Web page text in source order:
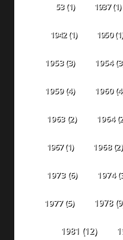
53(1) 1937(1)
1942(1) 1950(1)
1953(3) 1954
1959(4) 1960
1963 (2) 1964
1967(1) 1968(2)
1973(6) 1974
1977(5) 1978
1981 (12)